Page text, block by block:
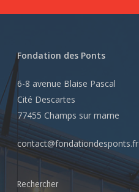
Fondation des Ponts
6-8 avenue Blaise Pascal
Cité Descartes
77455 Champs sur marne
contact@fondationdesponts.fr
Rechercher